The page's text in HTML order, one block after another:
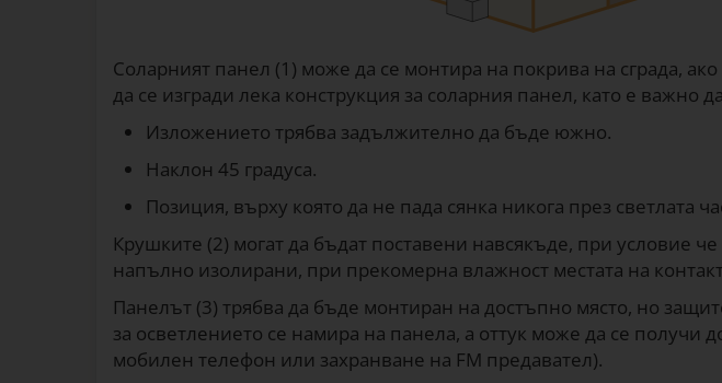
Соларният панел (1) може да се монтира на покрива на сграда,
да се изгради лека конструкция за соларния панел, като е важно
Изложението трябва задължително да бъде южно.
Наклон 45 градуса.
Позиция, върху която да не пада сянка никога през светлата
Крушките (2) могат да бъдат поставени навсякъде, при условие
напълно изолирани, при прекомерна влажност местата на
Панелът (3) трябва да бъде монтиран на достъпно място, но
за осветлението се намира на панела, а оттук може да се получи
мобилен телефон или захранване на FM предавател).